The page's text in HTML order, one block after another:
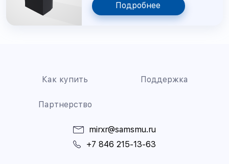
Подробнее
Как купить Поддержка
Партнерство
mirxr@samsmu.ru
+7 846 215-13-63